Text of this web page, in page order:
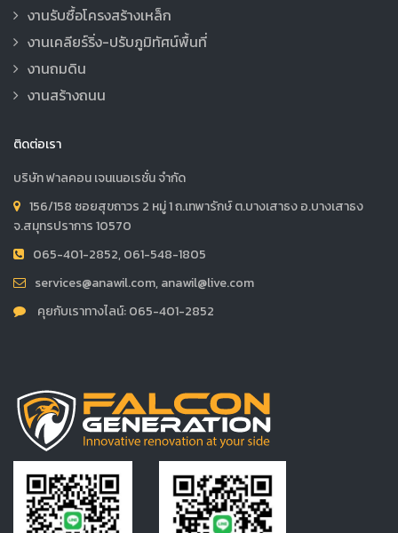
งานรับซื้อโครงสร้างเหล็ก
งานเคลียร์ริ่ง-ปรับภูมิทัศน์พื้นที่
งานถมดิน
งานสร้างถนน
ติดต่อเรา
บริษัท ฟาลคอน เจนเนอเรชั่น จำกัด
156/158 ซอยสุขถาวร 2 หมู่ 1 ถ.เทพารักษ์ ต.บางเสาธง อ.บางเสาธง
จ.สมุทรปราการ 10570
065-401-2852, 061-548-1805
services@anawil.com, anawil@live.com
คุยกับเราทางไลน์: 065-401-2852